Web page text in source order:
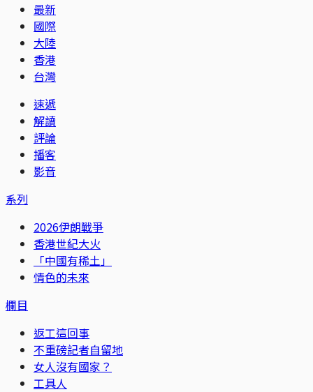
最新
國際
大陸
香港
台灣
速遞
解讀
評論
播客
影音
系列
2026伊朗戰爭
香港世紀大火
「中國有稀土」
情色的未來
欄目
返工這回事
不重磅記者自留地
女人沒有國家？
工具人